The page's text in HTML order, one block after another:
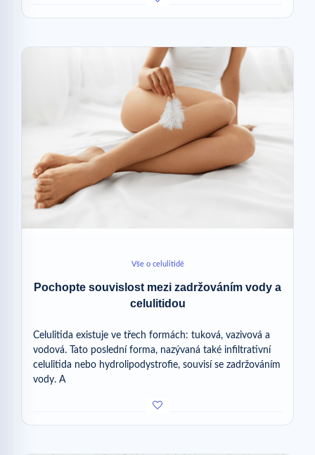
Vše o celulitidě
Pochopte souvislost mezi zadržováním vody a
celulitidou
Celulitida existuje ve třech formách: tuková, vazivová a
vodová. Tato poslední forma, nazývaná také infiltrativní
celulitida nebo hydrolipodystrofie, souvisí se zadržováním
vody. A